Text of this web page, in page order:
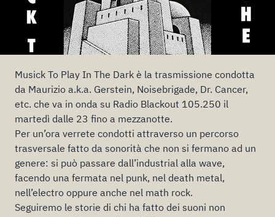
Musick To Play In The Dark è la trasmissione condotta
da Maurizio a.k.a. Gerstein, Noisebrigade, Dr. Cancer,
etc. che va in onda su Radio Blackout 105.250 il
martedì dalle 23 fino a mezzanotte.
Per un’ora verrete condotti attraverso un percorso
trasversale fatto da sonorità che non si fermano ad un
genere: si può passare dall’industrial alla wave,
facendo una fermata nel punk, nel death metal,
nell’electro oppure anche nel math rock.
Seguiremo le storie di chi ha fatto dei suoni non